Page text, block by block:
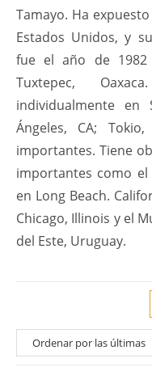
Tamayo. Ha
Estados Unidos, y
fue el año de
Tuxtepec,
individualmente en
Ángeles, CA;
importantes. Tiene
importantes como
en Long Beach.
Chicago, Illinois y el
del Este, Uruguay.